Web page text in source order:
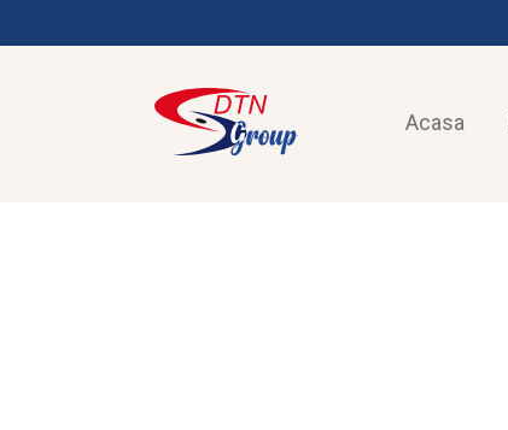
Acasa